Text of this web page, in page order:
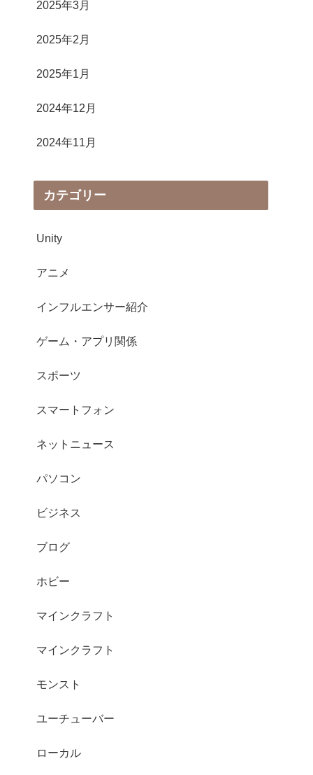
2025年3月
2025年2月
2025年1月
2024年12月
2024年11月
カテゴリー
Unity
アニメ
インフルエンサー紹介
ゲーム・アプリ関係
スポーツ
スマートフォン
ネットニュース
パソコン
ビジネス
ブログ
ホビー
マインクラフト
マインクラフト
モンスト
ユーチューバー
ローカル